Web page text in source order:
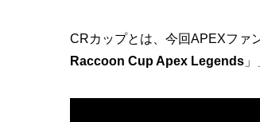
CRカップとは、今回APEXファ
Raccoon Cup Apex Legends